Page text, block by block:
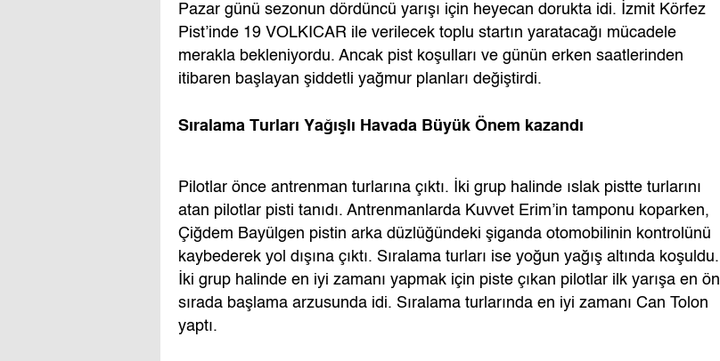
Pazar günü sezonun dördüncü yarışı için heyecan dorukta idi. İzmit Körfez
Pist’inde 19 VOLKICAR ile verilecek toplu startın yaratacağı mücadele
merakla bekleniyordu. Ancak pist koşulları ve günün erken saatlerinden
itibaren başlayan şiddetli yağmur planları değiştirdi.
Sıralama Turları Yağışlı Havada Büyük Önem kazandı
Pilotlar önce antrenman turlarına çıktı. İki grup halinde ıslak pistte turlarını
atan pilotlar pisti tanıdı. Antrenmanlarda Kuvvet Erim’in tamponu koparken,
Çiğdem Bayülgen pistin arka düzlüğündeki şiganda otomobilinin kontrolünü
kaybederek yol dışına çıktı. Sıralama turları ise yoğun yağış altında koşuldu.
İki grup halinde en iyi zamanı yapmak için piste çıkan pilotlar ilk yarışa en ön
sırada başlama arzusunda idi. Sıralama turlarında en iyi zamanı Can Tolon
yaptı.